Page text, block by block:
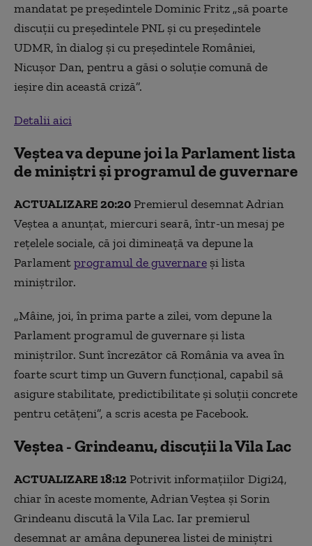
mandatat pe președintele Dominic Fritz „să poarte
discuții cu președintele PNL și cu președintele
UDMR, în dialog și cu președintele României,
Nicușor Dan, pentru a găsi o soluție comună de
ieșire din această criză”.
Detalii aici
Veștea va depune joi la Parlament lista
de miniștri și programul de guvernare
ACTUALIZARE 20:20Premierul desemnat Adrian
Veștea a anunțat, miercuri seară, într-un mesaj pe
rețelele sociale, că joi dimineață va depune la
Parlamentprogramul de guvernare și lista
miniștrilor.
„Mâine, joi, în prima parte a zilei, vom depune la
Parlament programul de guvernare și lista
miniștrilor. Sunt încrezător că România va avea în
foarte scurt timp un Guvern funcțional, capabil să
asigure stabilitate, predictibilitate și soluții concrete
pentru cetățeni”, a scris acesta pe Facebook.
Veștea - Grindeanu, discuții la Vila Lac
ACTUALIZARE 18:12Potrivit informațiilor Digi24,
chiar în aceste momente, Adrian Veștea și Sorin
Grindeanu discută la Vila Lac. Iar premierul
desemnat ar amâna depunerea listei de miniștri